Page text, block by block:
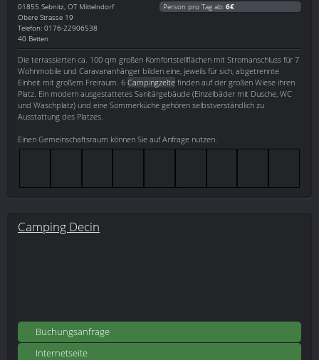
01855 Sebnitz, OT Mittelndorf
Obere Strasse 19
Telefon: 0176-22906538
40 Betten
Person pro Tag ab: 6€
Die terrassierten ca. 100 qm großen Komfortstellflächen mit Stromanschluss für 7
Wohnmobile und Caravananhänger bilden eine, jeweils für sich, abgetrennte
Einheit mit großem Freiraum. 6 Campingzelte finden auf der großen Wiese ihren
Platz. Ein modern ausgestattetes Sanitärgebäude (Einzelbäder mit Dusche, WC
und Waschplatz) und eine Sommerküche gehören selbstverständlich zu
Ausstattung des Platzes.
Einen Gemeinschaftsraum können Sie auf Anfrage nutzen.
Camping Decin
Buchungsanfrage
Internetseite